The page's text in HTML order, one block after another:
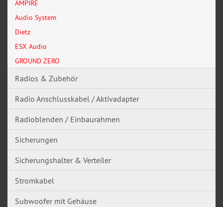
AMPIRE
Audio System
Dietz
ESX Audio
GROUND ZERO
Radios & Zubehör
Radio Anschlusskabel / Aktivadapter
Radioblenden / Einbaurahmen
Sicherungen
Sicherungshalter & Verteiler
Stromkabel
Subwoofer mit Gehäuse